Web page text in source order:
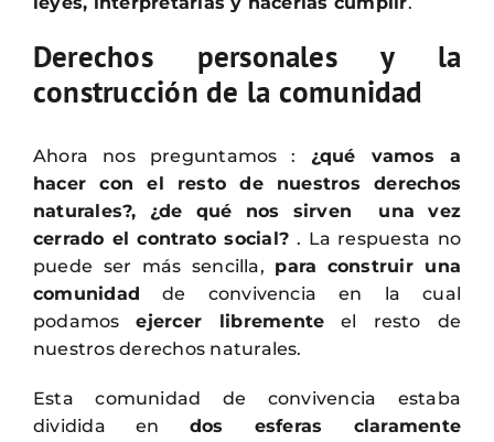
Derechos personales y la
construcción de la comunidad
Ahora nos preguntamos : ¿qué vamos a
hacer con el resto de nuestros derechos
naturales?, ¿de qué nos sirven una vez
cerrado el contrato social?. La respuesta no
puede ser más sencilla, para construir una
comunidad de convivencia en la cual
podamosejercer libremente el resto de
nuestros derechos naturales.
Esta comunidad de convivencia estaba
dividida en dos esferas claramente